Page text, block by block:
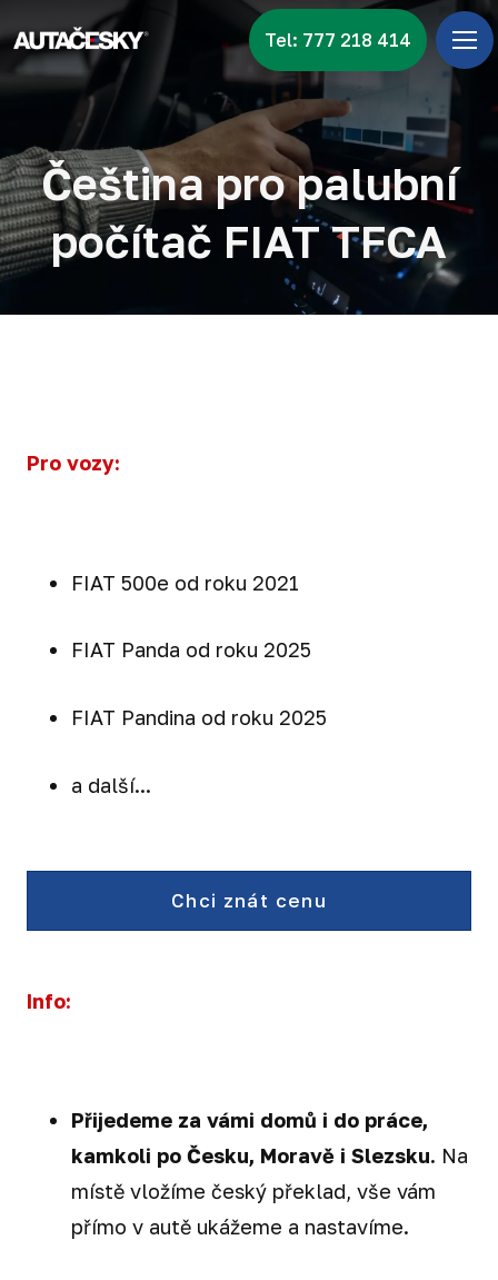
Menu
Tel: 777 218 414
Čeština pro palubní
počítač FIAT TFCA
Pro vozy:
FIAT 500e od roku 2021
FIAT Panda od roku 2025
FIAT Pandina od roku 2025
a další...
Chci znát cenu
Info:
Přijedeme za vámi domů i do práce,
kamkoli po Česku, Moravě i Slezsku. Na
místě vložíme český překlad, vše vám
přímo v autě ukážeme a nastavíme.